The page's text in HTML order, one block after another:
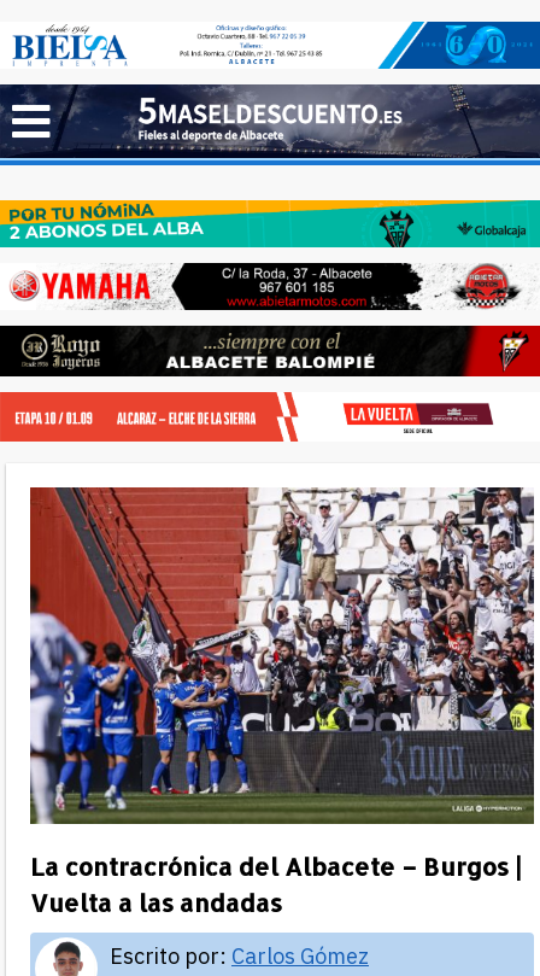
La contracrónica del Albacete – Burgos |
Vuelta a las andadas
Escrito por: Carlos Gómez